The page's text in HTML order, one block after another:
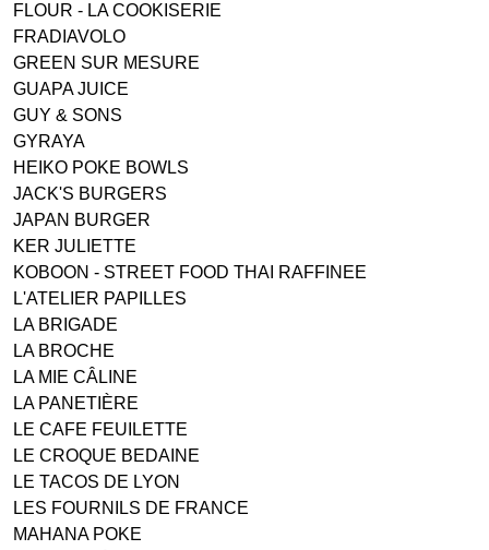
FLOUR - LA COOKISERIE
FRADIAVOLO
GREEN SUR MESURE
GUAPA JUICE
GUY & SONS
GYRAYA
HEIKO POKE BOWLS
JACK'S BURGERS
JAPAN BURGER
KER JULIETTE
KOBOON - STREET FOOD THAI RAFFINEE
L'ATELIER PAPILLES
LA BRIGADE
LA BROCHE
LA MIE CÂLINE
LA PANETIÈRE
LE CAFE FEUILETTE
LE CROQUE BEDAINE
LE TACOS DE LYON
LES FOURNILS DE FRANCE
MAHANA POKE